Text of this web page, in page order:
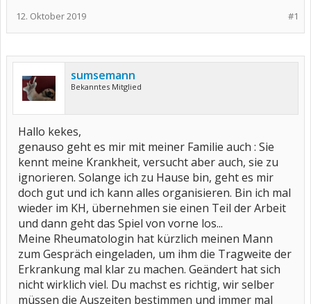
#1
12. Oktober 2019
sumsemann
Bekanntes Mitglied
Hallo kekes,
genauso geht es mir mit meiner Familie auch : Sie
kennt meine Krankheit, versucht aber auch, sie zu
ignorieren. Solange ich zu Hause bin, geht es mir
doch gut und ich kann alles organisieren. Bin ich mal
wieder im KH, übernehmen sie einen Teil der Arbeit
und dann geht das Spiel von vorne los...
Meine Rheumatologin hat kürzlich meinen Mann
zum Gespräch eingeladen, um ihm die Tragweite der
Erkrankung mal klar zu machen. Geändert hat sich
nicht wirklich viel. Du machst es richtig, wir selber
müssen die Auszeiten bestimmen und immer mal